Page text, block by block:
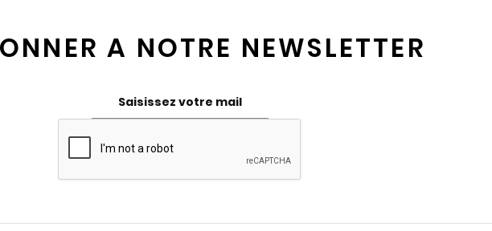
A NOTRE NEWSLETTER